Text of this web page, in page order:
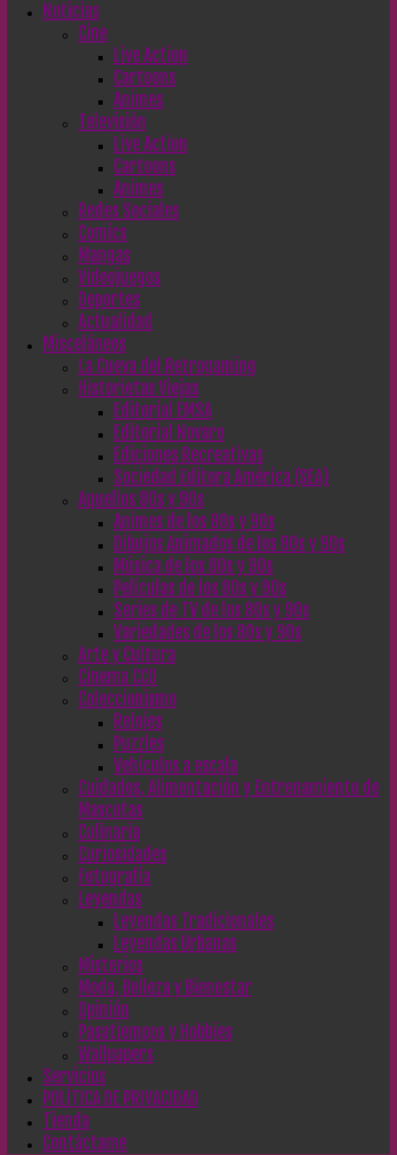
Noticias
Cine
Live Action
Cartoons
Animes
Televisión
Live Action
Cartoons
Animes
Redes Sociales
Comics
Mangas
Videojuegos
Deportes
Actualidad
Misceláneos
La Cueva del Retrogaming
Historietas Viejas
Editorial EMSA
Editorial Novaro
Ediciones Recreativas
Sociedad Editora América (SEA)
Aquellos 80s y 90s
Animes de los 80s y 90s
Dibujos Animados de los 80s y 90s
Música de los 80s y 90s
Películas de los 80s y 90s
Series de TV de los 80s y 90s
Variedades de los 80s y 90s
Arte y Cultura
Cinema CC0
Coleccionismo
Relojes
Puzzles
Vehículos a escala
Cuidados, Alimentación y Entrenamiento de
Mascotas
Culinaria
Curiosidades
Fotografía
Leyendas
Leyendas Tradicionales
Leyendas Urbanas
Misterios
Moda, Belleza y Bienestar
Opinión
Pasatiempos y Hobbies
Wallpapers
Servicios
POLÍTICA DE PRIVACIDAD
Tienda
Contáctame